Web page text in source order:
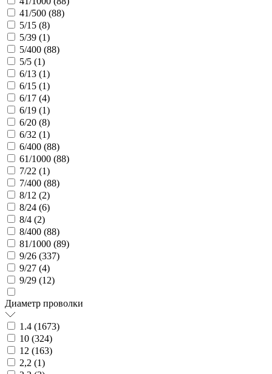
41/500 (88)
5/15 (8)
5/39 (1)
5/400 (88)
5/5 (1)
6/13 (1)
6/15 (1)
6/17 (4)
6/19 (1)
6/20 (8)
6/32 (1)
6/400 (88)
61/1000 (88)
7/22 (1)
7/400 (88)
8/12 (2)
8/24 (6)
8/4 (2)
8/400 (88)
81/1000 (89)
9/26 (337)
9/27 (4)
9/29 (12)
Диаметр проволки
1.4 (1673)
10 (324)
12 (163)
2,2 (1)